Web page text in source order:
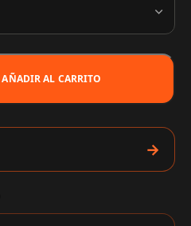
AÑADIR AL CARRITO